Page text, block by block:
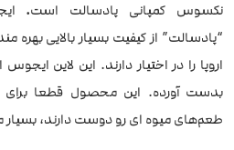
نکسوس کمپانی پادسالت است.
“پادسالت” از کیفیت بسیار بالایی بهره
اروپا را در اختیار دارند. این لاین
بدست آورده. این محصول قطعا برای
طعم‌های میوه ای رو دوست دارند،